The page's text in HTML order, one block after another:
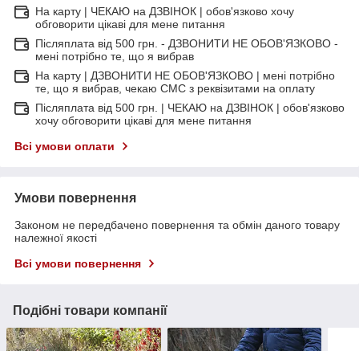
На карту | ЧЕКАЮ на ДЗВІНОК | обов'язково хочу
обговорити цікаві для мене питання
Післяплата від 500 грн. - ДЗВОНИТИ НЕ ОБОВ'ЯЗКОВО -
мені потрібно те, що я вибрав
На карту | ДЗВОНИТИ НЕ ОБОВ'ЯЗКОВО | мені потрібно
те, що я вибрав, чекаю СМС з реквізитами на оплату
Післяплата від 500 грн. | ЧЕКАЮ на ДЗВІНОК | обов'язково
хочу обговорити цікаві для мене питання
Всі умови оплати
Умови повернення
Законом не передбачено повернення та обмін даного товару
належної якості
Всі умови повернення
Подібні товари компанії